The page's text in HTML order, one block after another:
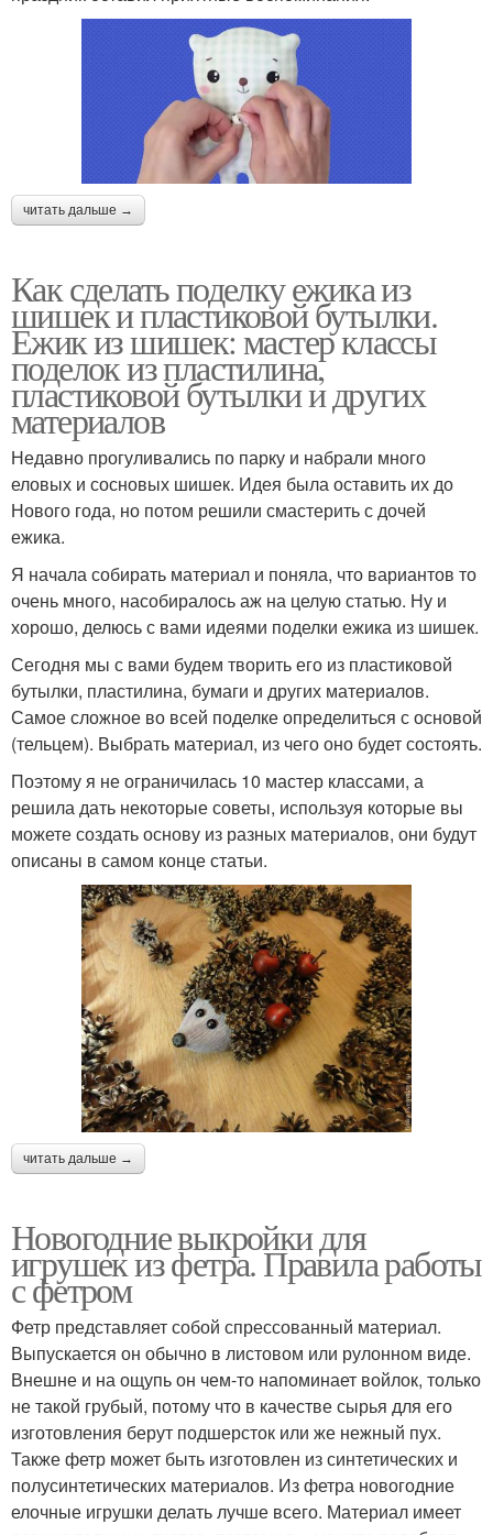
читать дальше →
Как сделать поделку ежика из
шишек и пластиковой бутылки.
Ежик из шишек: мастер классы
поделок из пластилина,
пластиковой бутылки и других
материалов
Недавно прогуливались по парку и набрали много
еловых и сосновых шишек. Идея была оставить их до
Нового года, но потом решили смастерить с дочей
ежика.
Я начала собирать материал и поняла, что вариантов то
очень много, насобиралось аж на целую статью. Ну и
хорошо, делюсь с вами идеями поделки ежика из шишек.
Сегодня мы с вами будем творить его из пластиковой
бутылки, пластилина, бумаги и других материалов.
Самое сложное во всей поделке определиться с основой
(тельцем). Выбрать материал, из чего оно будет состоять.
Поэтому я не ограничилась 10 мастер классами, а
решила дать некоторые советы, используя которые вы
можете создать основу из разных материалов, они будут
описаны в самом конце статьи.
читать дальше →
Новогодние выкройки для
игрушек из фетра. Правила работы
с фетром
Фетр представляет собой спрессованный материал.
Выпускается он обычно в листовом или рулонном виде.
Внешне и на ощупь он чем-то напоминает войлок, только
не такой грубый, потому что в качестве сырья для его
изготовления берут подшерсток или же нежный пух.
Также фетр может быть изготовлен из синтетических и
полусинтетических материалов. Из фетра новогодние
елочные игрушки делать лучше всего. Материал имеет